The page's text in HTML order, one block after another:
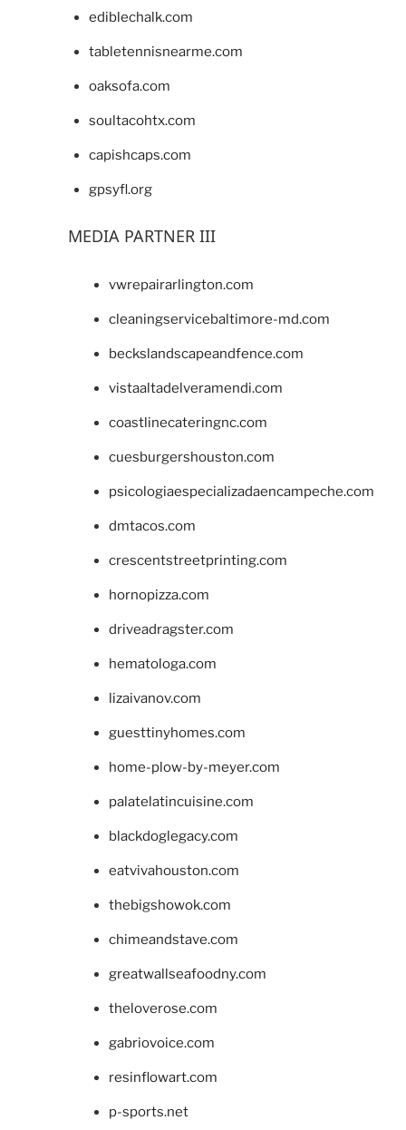
ediblechalk.com
tabletennisnearme.com
oaksofa.com
soultacohtx.com
capishcaps.com
gpsyfl.org
MEDIA PARTNER III
vwrepairarlington.com
cleaningservicebaltimore-md.com
beckslandscapeandfence.com
vistaaltadelveramendi.com
coastlinecateringnc.com
cuesburgershouston.com
psicologiaespecializadaencampeche.com
dmtacos.com
crescentstreetprinting.com
hornopizza.com
driveadragster.com
hematologa.com
lizaivanov.com
guesttinyhomes.com
home-plow-by-meyer.com
palatelatincuisine.com
blackdoglegacy.com
eatvivahouston.com
thebigshowok.com
chimeandstave.com
greatwallseafoodny.com
theloverose.com
gabriovoice.com
resinflowart.com
p-sports.net